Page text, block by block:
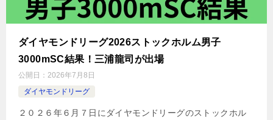
ダイヤモンドリーグ2026ストックホルム男子
3000mSC結果！三浦龍司が出場
公開日： 2026年7月8日
ダイヤモンドリーグ
２０２６年６月７日にダイヤモンドリーグのストックホル